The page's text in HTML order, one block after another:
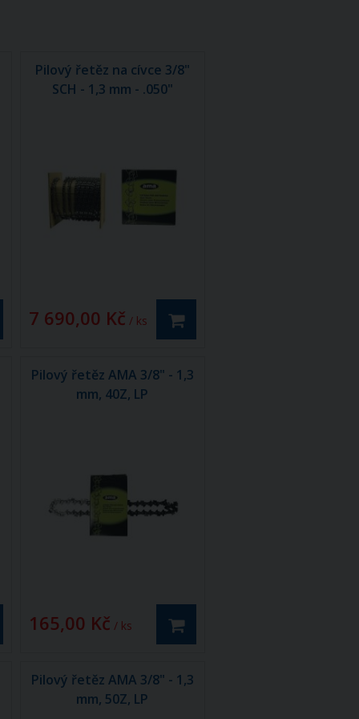
Pilový řetěz na cívce 3/8"
SCH - 1,3 mm - .050"
7 690,00 Kč / ks
Pilový řetěz AMA 3/8" - 1,3
mm, 40Z, LP
165,00 Kč / ks
Pilový řetěz AMA 3/8" - 1,3
mm, 50Z, LP